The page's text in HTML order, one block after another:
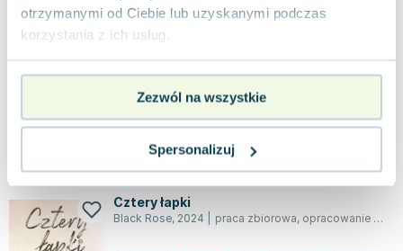
otrzymanymi od Ciebie lub uzyskanymi podczas
korzystania z ich usług.
Zezwól na wszystkie
Spersonalizuj
Ostatnia część fascynującej trylogii, która została
okrzyknięta debiutem roku, wywołuje emocje i
2.0
Nowa
Używana
Do koszyka
Cztery łapki
Black Rose, 2024 praca zbiorowa, opracowanie zbiorowe